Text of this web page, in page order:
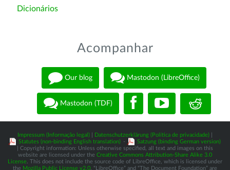
Dicionários
Acompanhar
Our blog Mastodon (LibreOffice)
Mastodon (TDF)
Impressum (Informação legal) Datenschutzerklärung (Política de privacidade)
Statutes (non-binding English translation) -
Satzung (binding German version)
| Copyright information: Unless otherwise specified, all text and images on this
website are licensed under the Creative Commons Attribution-Share Alike 3.0
License . This does not include the source code of LibreOffice, which is licensed under
the Mozilla Public License v2.0 . “LibreOffice” and “The Document Foundation” are